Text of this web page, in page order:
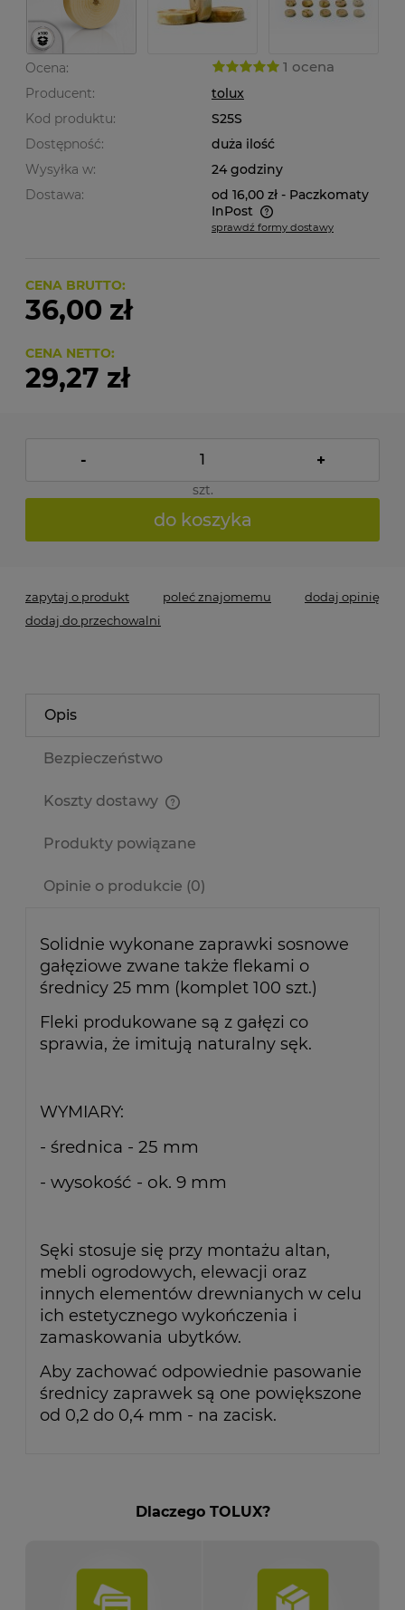
Ocena: 1 ocena
Producent:
tolux
Kod produktu:
S25S
Dostępność:
duża ilość
Wysyłka w:
24 godziny
Dostawa:
od 16,00 zł - Paczkomaty
InPost
Cena nie zawiera ewentualnych kosztów płatności
sprawdź formy dostawy
CENA BRUTTO:
36,00 zł
CENA NETTO:
29,27 zł
- +
szt.
do koszyka
zapytaj o produkt poleć znajomemu
dodaj opinię
dodaj do przechowalni
Opis
Bezpieczeństwo
Koszty dostawy
Produkty powiązane
Opinie o produkcie (0)
Solidnie wykonane zaprawki sosnowe
gałęziowe zwane także flekami o
średnicy 25 mm (komplet 100 szt.)
Fleki produkowane są z gałęzi co
sprawia, że imitują naturalny sęk.
WYMIARY:
- średnica - 25 mm
- wysokość - ok. 9 mm
Sęki stosuje się przy montażu altan,
mebli ogrodowych, elewacji oraz
innych elementów drewnianych w celu
ich estetycznego wykończenia i
zamaskowania ubytków.
Aby zachować odpowiednie pasowanie
średnicy zaprawek są one powiększone
od 0,2 do 0,4 mm - na zacisk.
Dlaczego TOLUX?